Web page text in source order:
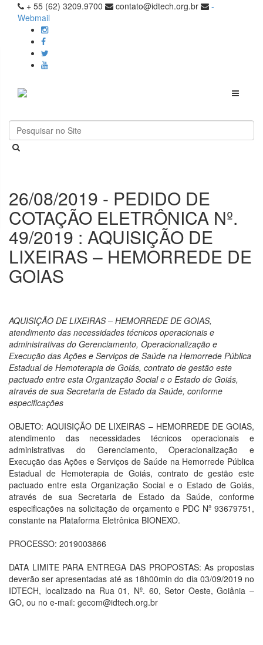
+ 55 (62) 3209.9700 contato@idtech.org.br
-
Webmail
Toggle
26/08/2019 - PEDIDO DE
COTAÇÃO ELETRÔNICA Nº.
49/2019 : AQUISIÇÃO DE
LIXEIRAS – HEMORREDE DE
GOIAS
AQUISIÇÃO DE LIXEIRAS – HEMORREDE DE GOIAS,
atendimento das necessidades técnicos operacionais e
administrativas do Gerenciamento, Operacionalização e
Execução das Ações e Serviços de Saúde na Hemorrede Pública
Estadual de Hemoterapia de Goiás, contrato de gestão este
pactuado entre esta Organização Social e o Estado de Goiás,
através de sua Secretaria de Estado da Saúde, conforme
especificações
OBJETO: AQUISIÇÃO DE LIXEIRAS – HEMORREDE DE GOIAS,
atendimento das necessidades técnicos operacionais e
administrativas do Gerenciamento, Operacionalização e
Execução das Ações e Serviços de Saúde na Hemorrede Pública
Estadual de Hemoterapia de Goiás, contrato de gestão este
pactuado entre esta Organização Social e o Estado de Goiás,
através de sua Secretaria de Estado da Saúde, conforme
especificações na solicitação de orçamento e PDC Nº 93679751,
constante na Plataforma Eletrônica BIONEXO.
PROCESSO: 2019003866
DATA LIMITE PARA ENTREGA DAS PROPOSTAS: As propostas
deverão ser apresentadas até as 18h00min do dia 03/09/2019 no
IDTECH, localizado na Rua 01, Nº. 60, Setor Oeste, Goiânia –
GO, ou no e-mail: gecom@idtech.org.br